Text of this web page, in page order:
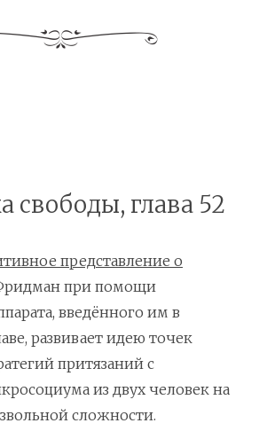
свободы, глава 52
представление о
при помощи
введённого им в
развивает идею точек
притязаний с
из двух человек на
сложности.